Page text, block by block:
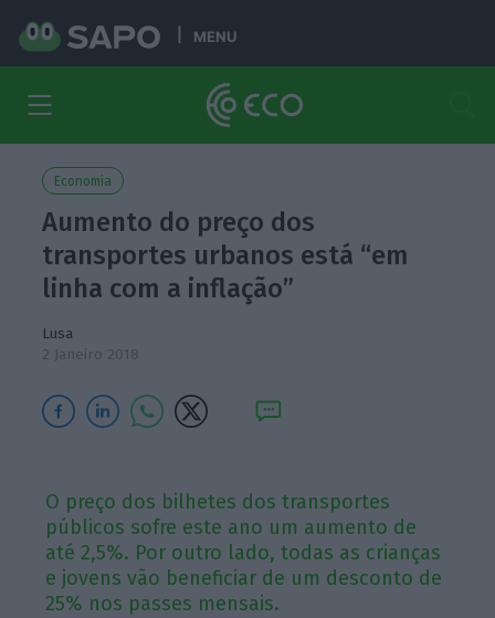
MENU
Economia
Aumento do preço dos
transportes urbanos está “em
linha com a inflação”
Lusa
2 Janeiro 2018
O preço dos bilhetes dos transportes
públicos sofre este ano um aumento de
até 2,5%. Por outro lado, todas as crianças
e jovens vão beneficiar de um desconto de
25% nos passes mensais.